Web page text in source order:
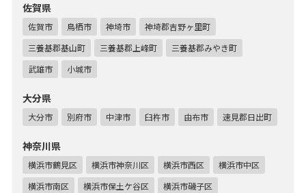
佐賀県
佐賀市 鳥栖市 神埼市
神埼郡吉野ヶ里町
三養基郡基山町
三養基郡上峰町
三養基郡みやき町
武雄市
小城市
大分県
大分市 別府市 中津市 臼杵市 由布市 速見郡日出町
神奈川県
横浜市鶴見区 横浜市神奈川区 横浜市西区
横浜市中区
横浜市南区
横浜市保土ケ谷区
横浜市磯子区